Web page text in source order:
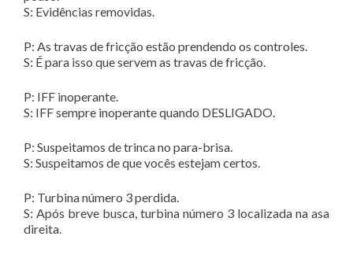
S: Evidências removidas.
P: As travas de fricção estão prendendo os controles.
S: É para isso que servem as travas de fricção.
P: IFF inoperante.
S: IFF sempre inoperante quando DESLIGADO.
P: Suspeitamos de trinca no para-brisa.
S: Suspeitamos de que vocês estejam certos.
P: Turbina número 3 perdida.
S: Após breve busca, turbina número 3 localizada na asa
direita.